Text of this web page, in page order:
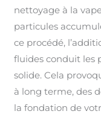
nettoyage à la
particules
ce procédé,
fluides conduit les
solide. Cela
à long terme, des
la fondation de